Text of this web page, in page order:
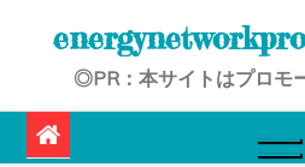
◎PR：本サイトはプロモ